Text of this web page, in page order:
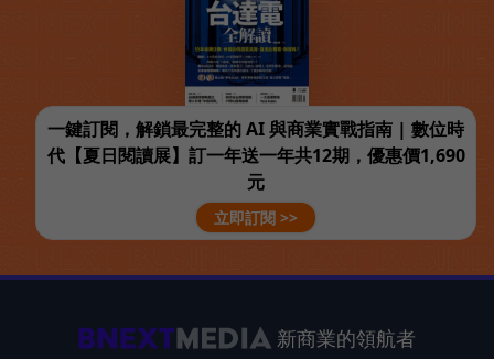
一鍵訂閱，解鎖最完整的 AI 與商業實戰指南 | 數位時
代【夏日閱讀展】訂一年送一年共12期，優惠價1,690
元
立即訂閱 >>
新商業的領航者